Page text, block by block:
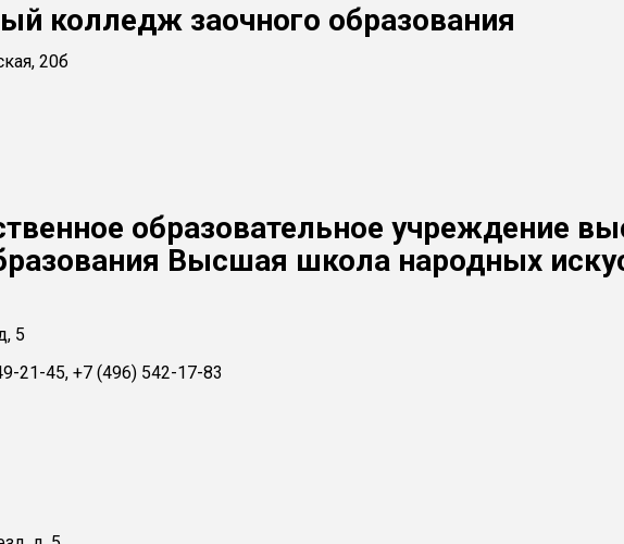
колледж заочного образования
20б
образовательное учреждение
Высшая школа народных
5
21-45, +7 (496) 542-17-83